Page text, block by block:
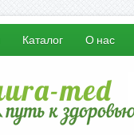
Каталог О нас